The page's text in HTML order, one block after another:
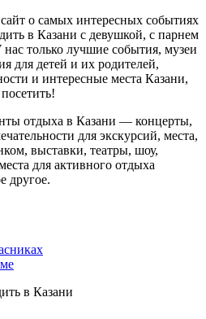
о самых интересных событиях
в Казани с девушкой, с парнем
только лучшие события, музеи
для детей и их родителей,
и интересные места Казани,
отдыха в Казани — концерты,
для экскурсий, места,
выставки, театры, шоу,
для активного отдыха
другое.
в Казани